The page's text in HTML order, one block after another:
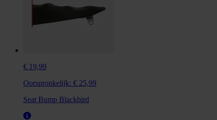
€ 19,99
Oorspronkelijk: € 25,99
Seat Bump Blackbird